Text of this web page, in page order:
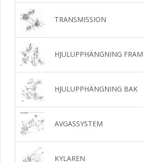
TRANSMISSION
HJULUPPHÄNGNING FRAM
HJULUPPHÄNGNING BAK
AVGASSYSTEM
KYLAREN